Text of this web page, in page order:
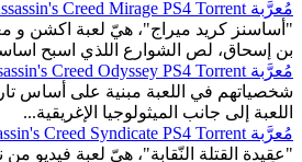
مُعرَّبة Assassin's Creed Mirage PS4 Torrent
"أساسنز كريد ميراج"، هيّ لعبة اكشن و
بن إسحاق، لص الشوارع اللذي اسبح
مُعرَّبة Assassin's Creed Odyssey PS4 Torrent
شخصياتهم في اللعبة مبنية على أساس
اللعبة إلى جانب الميثولوجيا الإغريقية...
مُعرَّبة Assassin's Creed Syndicate PS4 Torrent
"عقيدة القتلة النّقابة"، هيّ لعبة فيديو